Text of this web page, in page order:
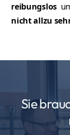
reibungslos
nicht allzu
Sie